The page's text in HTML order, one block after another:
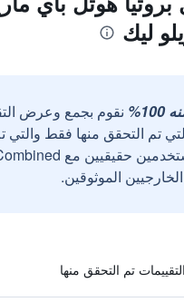
ليك
نقوم بجمع وعرض
تم التحقق منها فقط والتي
الموثوقين.